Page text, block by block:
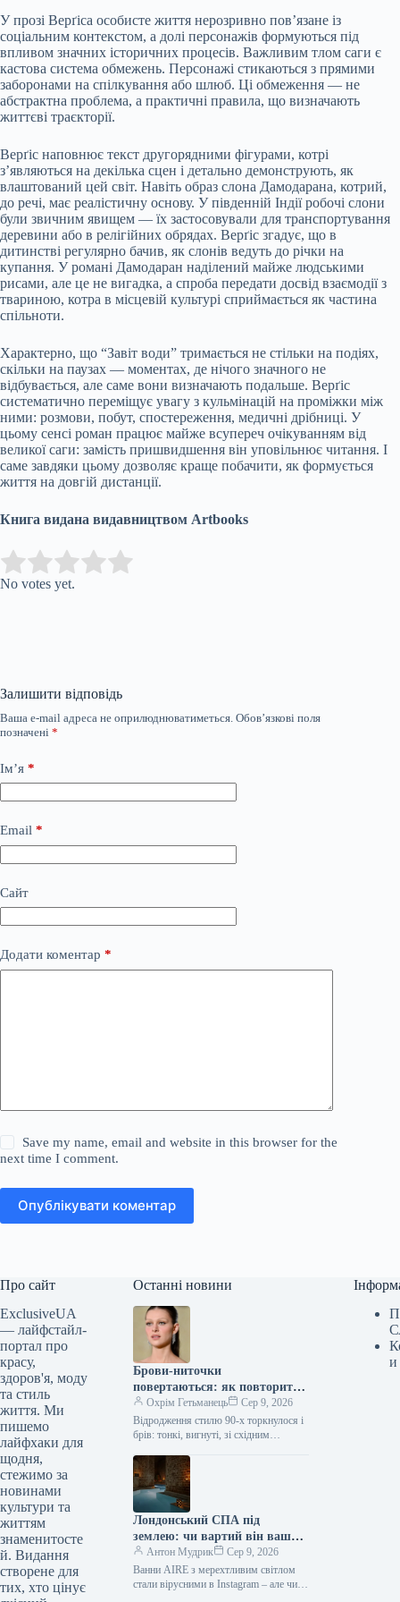
У прозі Верґіса особисте життя нерозривно пов’язане із
соціальним контекстом, а долі персонажів формуються під
впливом значних історичних процесів. Важливим тлом саги є
кастова система обмежень. Персонажі стикаються з прямими
заборонами на спілкування або шлюб. Ці обмеження — не
абстрактна проблема, а практичні правила, що визначають
життєві траєкторії.
Верґіс наповнює текст другорядними фігурами, котрі
з’являються на декілька сцен і детально демонструють, як
влаштований цей світ. Навіть образ слона Дамодарана, котрий,
до речі, має реалістичну основу. У південній Індії робочі слони
були звичним явищем — їх застосовували для транспортування
деревини або в релігійних обрядах. Верґіс згадує, що в
дитинстві регулярно бачив, як слонів ведуть до річки на
купання. У романі Дамодаран наділений майже людськими
рисами, але це не вигадка, а спроба передати досвід взаємодії з
твариною, котра в місцевій культурі сприймається як частина
спільноти.
Характерно, що “Завіт води” тримається не стільки на подіях,
скільки на паузах — моментах, де нічого значного не
відбувається, але саме вони визначають подальше. Верґіс
систематично переміщує увагу з кульмінацій на проміжки між
ними: розмови, побут, спостереження, медичні дрібниці. У
цьому сенсі роман працює майже всупереч очікуванням від
великої саги: замість пришвидшення він уповільнює читання. І
саме завдяки цьому дозволяє краще побачити, як формується
життя на довгій дистанції.
Книга видана видавництвом Artbooks
Rate this item:
No votes yet.
Залишити відповідь
Ваша e-mail адреса не оприлюднюватиметься. Обов’язкові поля
позначені *
Ім’я *
Email *
Сайт
Додати коментар *
Save my name, email and website in this browser for the
next time I comment.
Опублікувати коментар
Про сайт
ExclusiveUA
— лайфстайл-
портал про
красу,
здоров'я, моду
та стиль
життя. Ми
пишемо
лайфхаки для
щодня,
стежимо за
новинами
культури та
життям
знаменитосте
й. Видання
створене для
тих, хто цінує
Останні новини
Брови-ниточки
повертаються: як повторити
найгарячіший б’юті-тренд
сезону
Охрім Гетьманець
Сер 9, 2026
Відродження стилю 90-х торкнулося і
брів: тонкі, вигнуті, зі східним
головною б’юті-деталлю на осінь
2026.…
Лондонський СПА під
землею: чи вартий він вашої
уваги
Антон Мудрик
Сер 9, 2026
Ванни AIRE з мерехтливим світлом
стали вірусними в Instagram – але чи
и